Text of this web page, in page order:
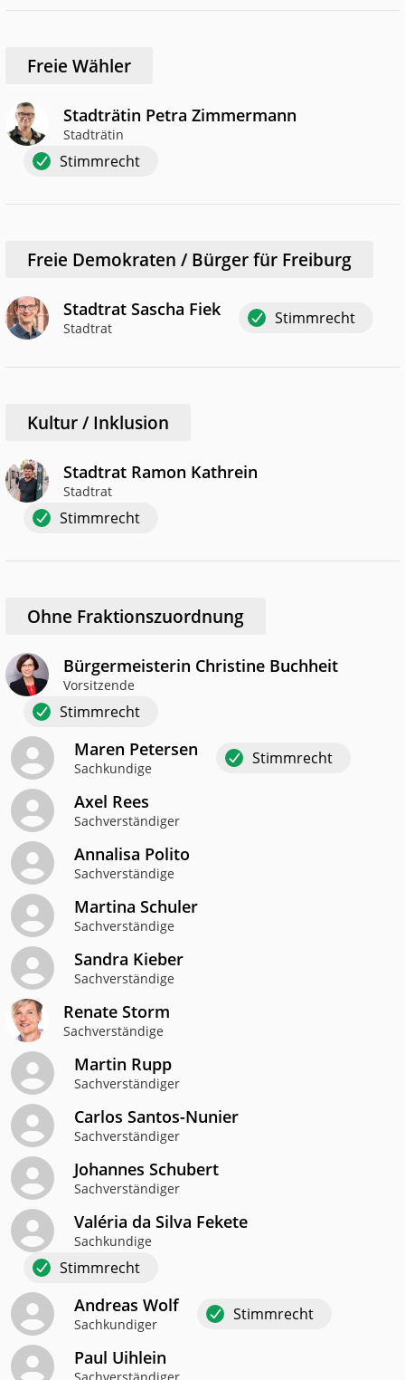
Freie Wähler
Stadträtin Petra Zimmermann
Stadträtin
Stimmrecht
Freie Demokraten / Bürger für Freiburg
Stadtrat Sascha Fiek
Stadtrat
Stimmrecht
Kultur / Inklusion
Stadtrat Ramon Kathrein
Stadtrat
Stimmrecht
Ohne Fraktionszuordnung
Bürgermeisterin Christine Buchheit
Vorsitzende
Stimmrecht
Maren Petersen
Sachkundige
Stimmrecht
Axel Rees
Sachverständiger
Annalisa Polito
Sachverständige
Martina Schuler
Sachverständige
Sandra Kieber
Sachverständige
Renate Storm
Sachverständige
Martin Rupp
Sachverständiger
Carlos Santos-Nunier
Sachverständiger
Johannes Schubert
Sachverständiger
Valéria da Silva Fekete
Sachkundige
Stimmrecht
Andreas Wolf
Sachkundiger
Stimmrecht
Paul Uihlein